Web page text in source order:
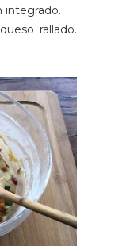
integrado.
rallado.